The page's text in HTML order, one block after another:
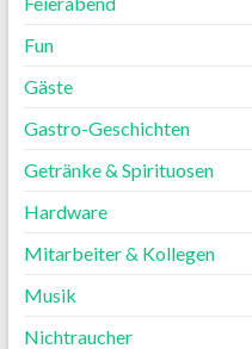
Fun
Gäste
Gastro-Geschichten
Getränke & Spirituosen
Hardware
Mitarbeiter & Kollegen
Musik
Nichtraucher